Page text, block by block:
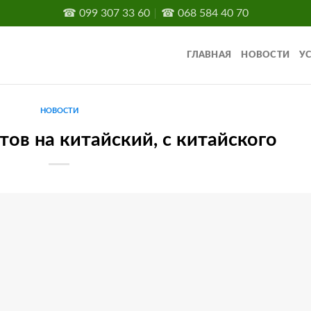
☎ 099 307 33 60 ☎068 584 40 70
ГЛАВНАЯ НОВОСТИ
НОВОСТИ
на китайский, с китайского